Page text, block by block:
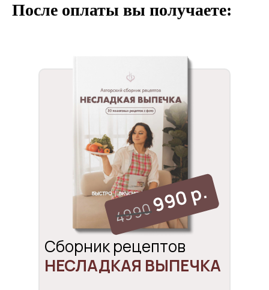
После оплаты вы получаете:
Сборник рецептов
НЕСЛАДКАЯ ВЫПЕЧКА
4990990 р.